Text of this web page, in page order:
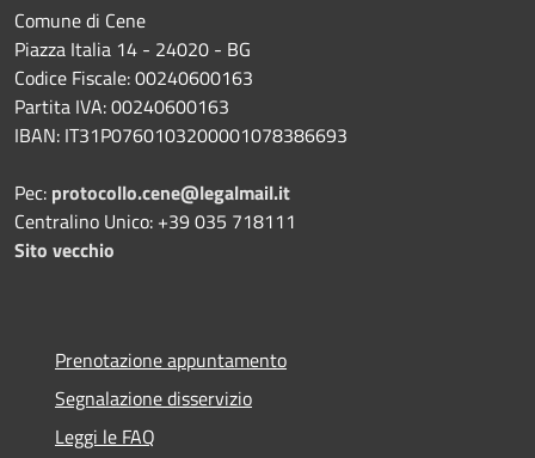
Comune di Cene
Piazza Italia 14 - 24020 - BG
Codice Fiscale: 00240600163
Partita IVA: 00240600163
IBAN: IT31P0760103200001078386693
Pec: protocollo.cene@legalmail.it
Centralino Unico: +39 035 718111
Sito vecchio
Prenotazione appuntamento
Segnalazione disservizio
Leggi le FAQ